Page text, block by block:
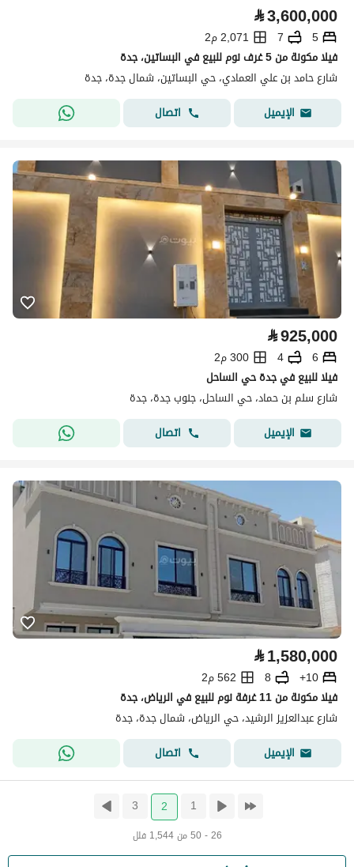
⃁3,600,000
5
7
2,071 م2
فيلا مكونة من 5 غرف نوم للبيع في البساتين، جدة
شارع حامد بن علي العمادي، حي البساتين، شمال جدة، جدة
الإيميل
اتصال
⃁925,000
6
4
300 م2
فيلا للبيع في جدة حي الساحل
شارع سلم بن حماد، حي الساحل، جنوب جدة، جدة
الإيميل
اتصال
⃁1,580,000
10+
8
562 م2
فيلا مكونة من 11 غرفة نوم للبيع في الرياض، جدة
شارع عبدالعزيز الرشيد، حي الرياض، شمال جدة، جدة
الإيميل
اتصال
1
2
3
26 - 50 من 1,544 فلل